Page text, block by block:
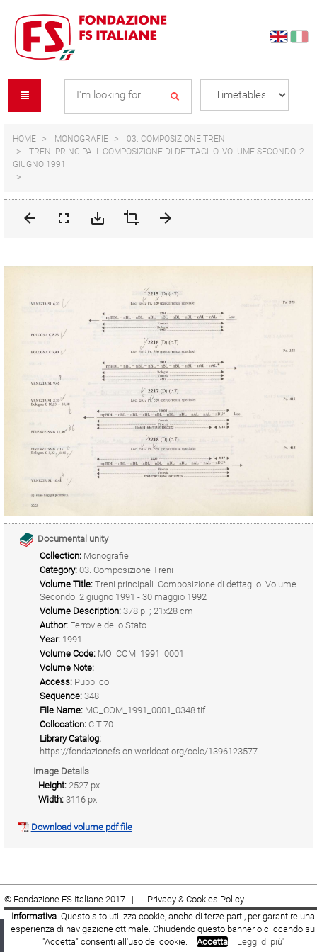
content
navigation
menu
HOME MONOGRAFIE
03. COMPOSIZIONE TRENI
TRENI PRINCIPALI. COMPOSIZIONE DI DETTAGLIO. VOLUME SECONDO. 2
GIUGNO 1991
Documental unity
Collection: Monografie
Category: 03. Composizione Treni
Volume Title: Treni principali. Composizione di dettaglio. Volume
Secondo. 2 giugno 1991 - 30 maggio 1992
Volume Description: 378 p. ; 21x28 cm
Author: Ferrovie dello Stato
Year: 1991
Volume Code: MO_COM_1991_0001
Volume Note:
Access: Pubblico
Sequence: 348
File Name: MO_COM_1991_0001_0348.tif
Collocation: C.T.70
Library Catalog:
https://fondazionefs.on.worldcat.org/oclc/1396123577
Image Details
Height: 2527 px
Width: 3116 px
Download volume pdf file
© Fondazione FS Italiane 2017 |
Privacy & Cookies Policy
|Cookie|Termini e condizioni
Informativa. Questo sito utilizza cookie, anche di terze parti, per garantire una
esperienza di navigazione ottimale. Chiudendo questo banner o cliccando su
"Accetta" consenti all'uso dei cookie.
Accetta Leggi di più'
Facebook
Youtube
Fondazione FS Italiane